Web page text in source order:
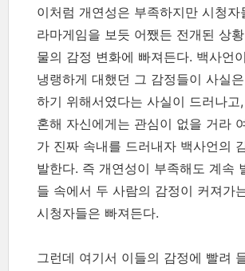
이처럼 개연성은 부족하지만 시청자
라마게임을 보듯 어쨌든 전개된 상
물의 감정 변화에 빠져든다. 백사언
냉랭하게 대했던 그 감정들이 사실
하기 위해서였다는 사실이 드러나고
혼해 자신에게는 관심이 없을 거라
가 진짜 속내를 드러내자 백사언의
발한다. 즉 개연성이 부족해도 계속
들 속에서 두 사람의 감정이 커져가
시청자들은 빠져든다.
그런데 여기서 이들의 감정에 빨려